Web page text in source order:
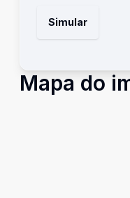
Simular
Mapa do